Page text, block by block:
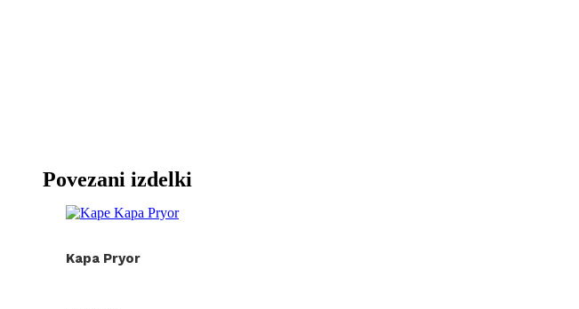
Povezani izdelki
Kapa Pryor